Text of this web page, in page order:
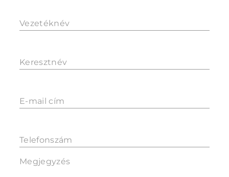
Vezetéknév
Keresztnév
E-mail cím
Telefonszám
Megjegyzés